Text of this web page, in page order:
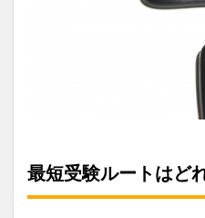
最短受験ルートはど